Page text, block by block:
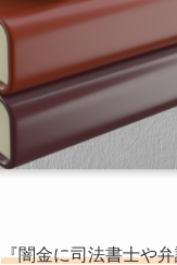
『闇金に司法書士や